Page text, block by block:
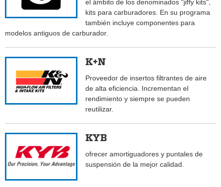
el ámbito de los denominados "jiffy kits",
kits para carburadores. En su programa
también incluye componentes para
modelos antiguos de carburador.
K+N
Proveedor de insertos filtrantes de aire
de alta eficiencia. Incrementan el
rendimiento y siempre se pueden
reutilizar.
KYB
ofrecer amortiguadores y puntales de
suspensión de la mejor calidad.